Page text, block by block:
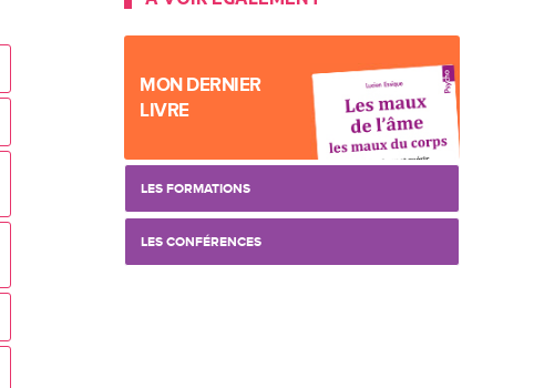
MON DERNIER
LIVRE
LES FORMATIONS
LES CONFÉRENCES